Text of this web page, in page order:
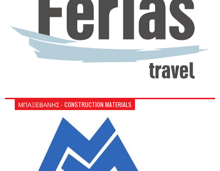
ΜΠΑΞΕΒΑΝΗΣ - CONSTRUCTION MATERIALS